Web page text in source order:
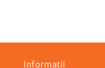
Informatii